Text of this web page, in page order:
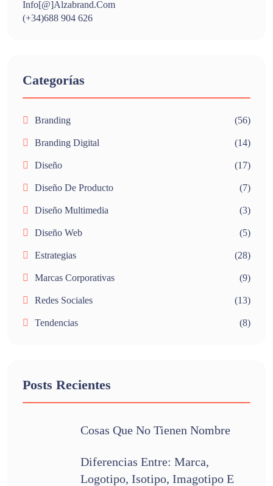
Info[@]alzabrand.com
(+34)688 904 626
Categorías
Branding (56)
Branding Digital (14)
Diseño (17)
Diseño De Producto (7)
Diseño Multimedia (3)
Diseño Web (5)
Estrategias (28)
Marcas Corporativas (9)
Redes Sociales (13)
Tendencias (8)
Posts Recientes
Cosas Que No Tienen Nombre
Diferencias Entre: Marca,
Logotipo, Isotipo, Imagotipo E